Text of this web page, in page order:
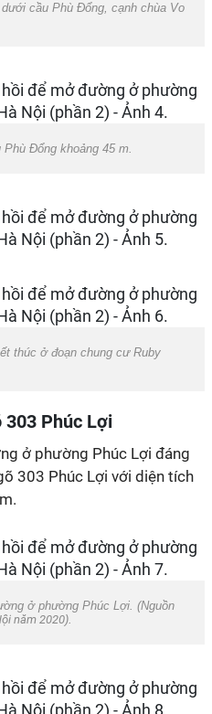
cầu Phù Đổng, cạnh chùa Vo
Đổng khoảng 45 m.
thúc ở đoạn chung cư Ruby
303 Phúc Lợi
ở phường Phúc Lợi đáng
303 Phúc Lợi với diện tích
ở phường Phúc Lợi. (Nguồn
năm 2020).